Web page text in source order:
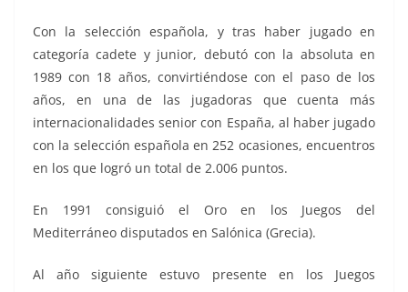
Con la selección española, y tras haber jugado en
categoría cadete y junior, debutó con la absoluta en
1989 con 18 años, convirtiéndose con el paso de los
años, en una de las jugadoras que cuenta más
internacionalidades senior con España, al haber jugado
con la selección española en 252 ocasiones, encuentros
en los que logró un total de 2.006 puntos.
En 1991 consiguió el Oro en los Juegos del
Mediterráneo disputados en Salónica (Grecia).
Al año siguiente estuvo presente en los Juegos